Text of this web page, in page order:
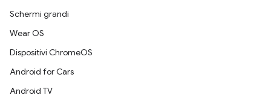
Schermi grandi
Wear OS
Dispositivi ChromeOS
Android for Cars
Android TV